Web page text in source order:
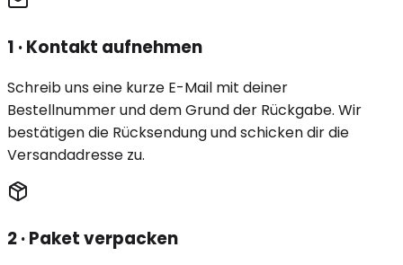
1 · Kontakt aufnehmen
Schreib uns eine kurze E-Mail mit deiner
Bestellnummer und dem Grund der Rückgabe. Wir
bestätigen die Rücksendung und schicken dir die
Versandadresse zu.
2 · Paket verpacken